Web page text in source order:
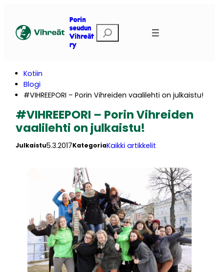
Porin
seudun
Vihreät
ry
t
Kotiin
Blogi
#VIHREEPORI – Porin Vihreiden vaalilehti on julkaistu!
#VIHREEPORI – Porin Vihreiden
vaalilehti on julkaistu!
Julkaistu5.3.2017KategoriaKaikki artikkelit